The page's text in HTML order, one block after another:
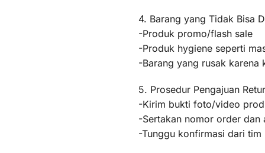
4. Barang yang Tidak Bisa
-Produk promo/flash sale
-Produk hygiene seperti
-Barang yang rusak karena
5. Prosedur Pengajuan Retur
-Kirim bukti foto/video
-Sertakan nomor order dan
-Tunggu konfirmasi dari